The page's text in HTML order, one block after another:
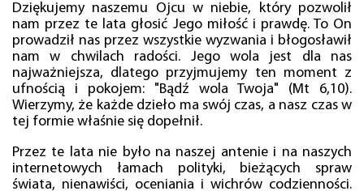
Dziękujemy naszemu Ojcu w niebie, który pozwolił
nam przez te lata głosić Jego miłość i prawdę. To On
prowadził nas przez wszystkie wyzwania i błogosławił
nam w chwilach radości. Jego wola jest dla nas
najważniejsza, dlatego przyjmujemy ten moment z
ufnością i pokojem: "Bądź wola Twoja" (Mt 6,10).
Wierzymy, że każde dzieło ma swój czas, a nasz czas w
tej formie właśnie się dopełnił.
Przez te lata nie było na naszej antenie i na naszych
internetowych łamach polityki, bieżących spraw
świata, nienawiści, oceniania i wichrów codzienności.